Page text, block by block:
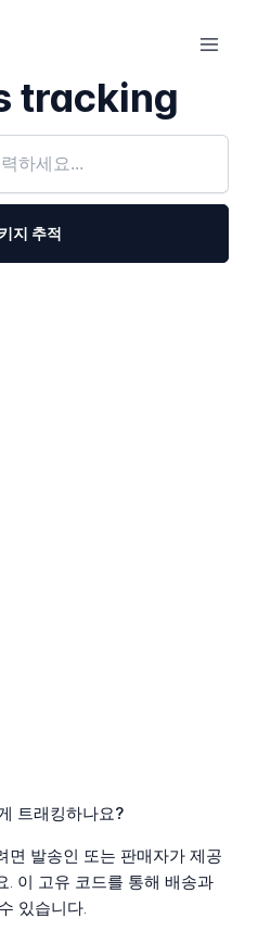
tracking
지 추적
트래킹하나요?
면 발송인 또는 판매자가 제공
. 이 고유 코드를 통해 배송과
있습니다.